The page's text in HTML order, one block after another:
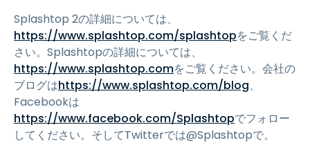
Splashtop 2の詳細については、
https://www.splashtop.com/splashtopをご覧くだ
さい。Splashtopの詳細については、
https://www.splashtop.comをご覧ください。会社の
ブログはhttps://www.splashtop.com/blog、
Facebookは
https://www.facebook.com/Splashtopでフォロー
してください。そしてTwitterでは@Splashtopで。